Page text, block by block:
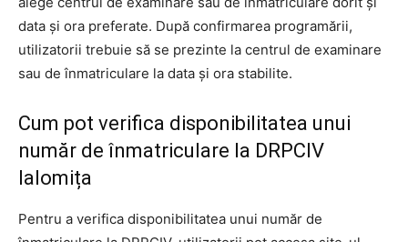
data și ora preferate. După confirmarea programării,
utilizatorii trebuie să se prezinte la centrul de examinare
sau de înmatriculare la data și ora stabilite.
Cum pot verifica disponibilitatea unui
număr de înmatriculare la DRPCIV
Ialomița
Pentru a verifica disponibilitatea unui număr de